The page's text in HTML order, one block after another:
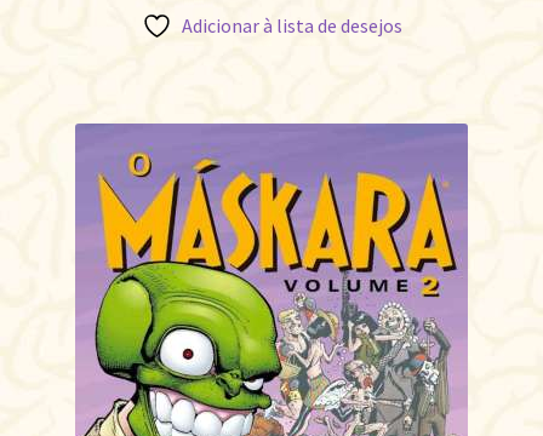
Adicionar à lista de desejos